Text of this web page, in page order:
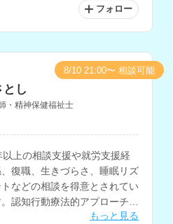
フォロー
とし
・精神保健福祉士
上の相談支援や就労支援経
復職、生きづらさ、睡眠リズ
などの相談を得意とされてい
認知行動療法的アプローチを
高めたり物事の捉え方を変える
もっと見る
8/10 21:00〜 相談可能